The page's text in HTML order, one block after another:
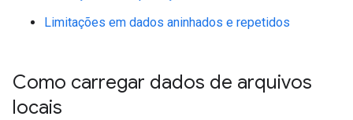
Limitações em dados aninhados e repetidos
Como carregar dados de arquivos
locais